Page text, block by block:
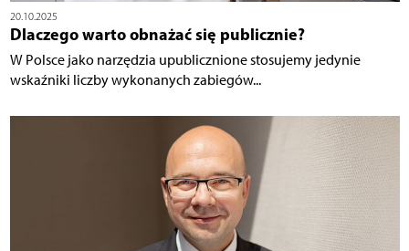
20.10.2025
Dlaczego warto obnażać się publicznie?
W Polsce jako narzędzia upublicznione stosujemy jedynie
wskaźniki liczby wykonanych zabiegów...